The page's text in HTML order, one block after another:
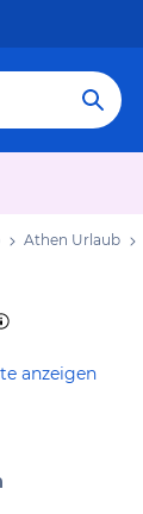
Athen Urlaub
anzeigen